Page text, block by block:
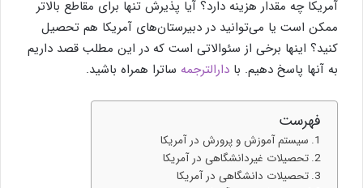
آمریکا چه مقدار هزینه دارد؟ آیا پذیرش تنها برای مقاطع بالاتر
ممکن است یا می‌توانید در دبیرستان‌های آمریکا هم تحصیل
کنید؟ اینها برخی از سئوالاتی است که در این مطلب قصد داریم
به آنها پاسخ دهیم. با دارالترجمه ساترا همراه باشید.
فهرست
سیستم آموزش و پرورش در آمریکا
تحصیلات غيردانشگاهی در آمریکا
تحصیلات دانشگاهی در آمریکا